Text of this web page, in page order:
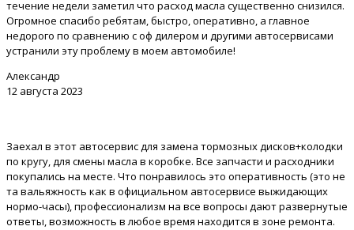
течение недели заметил что расход масла существенно снизился.
Огромное спасибо ребятам, быстро, оперативно, а главное
недорого по сравнению с оф дилером и другими автосервисами
устранили эту проблему в моем автомобиле!
Александр
12 августа 2023
Заехал в этот автосервис для замена тормозных дисков+колодки
по кругу, для смены масла в коробке. Все запчасти и расходники
покупались на месте. Что понравилось это оперативность (это не
та вальяжность как в официальном автосервисе выжидающих
нормо-часы), профессионализм на все вопросы дают развернутые
ответы, возможность в любое время находится в зоне ремонта.